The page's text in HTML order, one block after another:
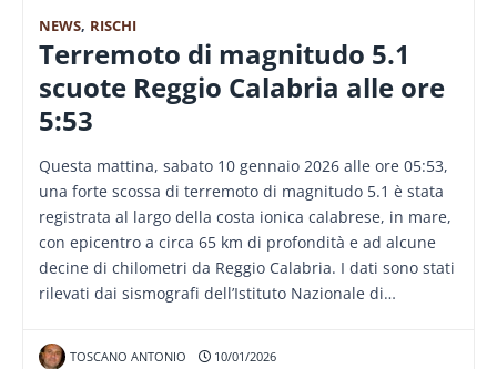
NEWS, RISCHI
Terremoto di magnitudo 5.1
scuote Reggio Calabria alle ore
5:53
Questa mattina, sabato 10 gennaio 2026 alle ore 05:53,
una forte scossa di terremoto di magnitudo 5.1 è stata
registrata al largo della costa ionica calabrese, in mare,
con epicentro a circa 65 km di profondità e ad alcune
decine di chilometri da Reggio Calabria. I dati sono stati
rilevati dai sismografi dell’Istituto Nazionale di…
TOSCANO ANTONIO 10/01/2026